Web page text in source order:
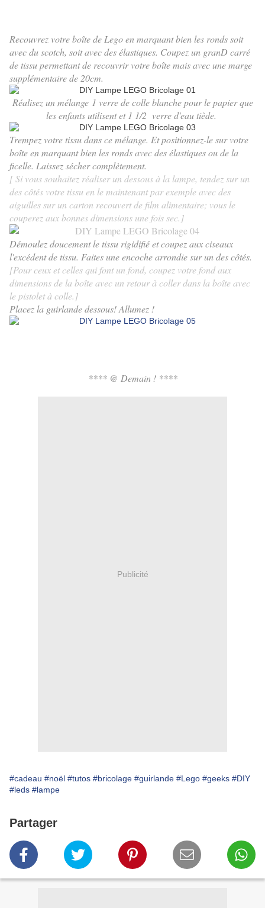
Recouvrez votre boîte de Lego en marquant bien les ronds soit
avec du scotch, soit avec des élastiques. Coupez un granD carré
de tissu permettant de recouvrir votre boîte mais avec une marge
supplémentaire de 20cm.
Réalisez un mélange 1 verre de colle blanche pour le papier que
les enfants utilisent et 1 1/2 verre d'eau tiède.
Trempez votre tissu dans ce mélange. Et positionnez-le sur votre
boîte en marquant bien les ronds avec des élastiques ou de la
ficelle. Laissez sécher complètement.
[ Si vous souhaitez réaliser un dessous à la lampe, tendez sur un
des côtés votre tissu en le maintenant par exemple avec des
aiguilles sur un carton recouvert de film alimentaire; vous le
couperez aux bonnes dimensions une fois sec.]
Démoulez doucement le tissu rigidifié et coupez aux ciseaux
l'excédent de tissu. Faites une encoche arrondie sur un des côtés.
[Pour ceux et celles qui font un fond, coupez votre fond aux
dimensions de la boîte avec un retour à coller dans la boîte avec
le pistolet à colle.]
Placez la guirlande dessous! Allumez !
**** @ Demain ! ****
Publicité
#cadeau #noël #tutos #bricolage #guirlande #Lego #geeks #DIY
#leds #lampe
Partager